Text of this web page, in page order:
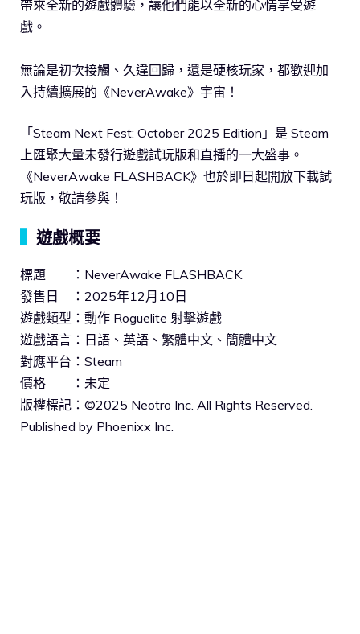
帶來全新的遊戲體驗，讓他們能以全新的心情享受遊
戲。
無論是初次接觸、久違回歸，還是硬核玩家，都歡迎加
入持續擴展的《NeverAwake》宇宙！
「Steam Next Fest: October 2025 Edition」是 Steam
上匯聚大量未發行遊戲試玩版和直播的一大盛事。
《NeverAwake FLASHBACK》也於即日起開放下載試
玩版，敬請參與！
遊戲概要
標題 ：NeverAwake FLASHBACK
發售日 ：2025年12月10日
遊戲類型：動作 Roguelite 射擊遊戲
遊戲語言：日語、英語、繁體中文、簡體中文
對應平台：Steam
價格 ：未定
版權標記：©2025 Neotro Inc. All Rights Reserved.
Published by Phoenixx Inc.